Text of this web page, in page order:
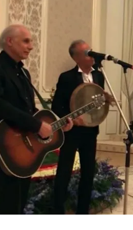
жоопкерчилик!"
Садыр ЖАПАРОВ:
үчүн, улуу көч уланышы үчүн
“Китепкана түнγ-2026”:
менен жолугушууга келиңиз!
Латын арибиндеги
тарыхы жана редакторлору...
“КАРА КЕМПИР”:
Кыргызстандагы эң ири
Royal Central Park'ка 30 миң